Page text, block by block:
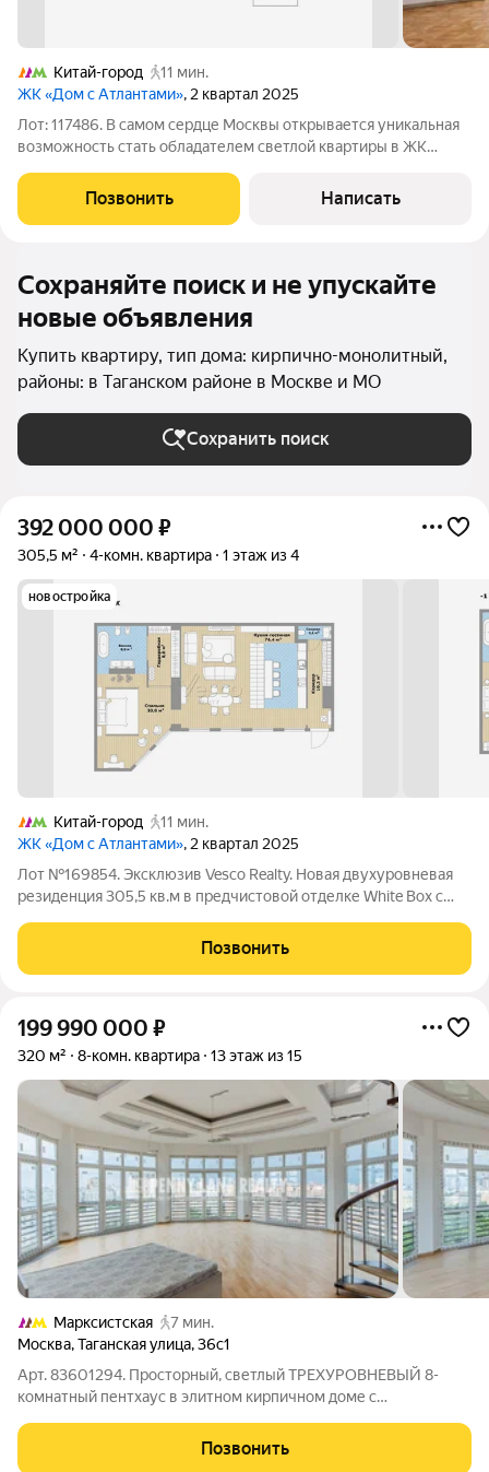
Китай-город
11 мин.
ЖК «Дом с Атлантами», 2 квартал 2025
Лот: 117486. В самом сердце Москвы открывается уникальная
возможность стать обладателем светлой квартиры в ЖК
наследие, где каждая деталь дышит историей, а каждый день
наполнен столичным ритмом и
Позвонить Написать
Сохраняйте поиск и не упускайте
новые объявления
Купить квартиру, тип дома: кирпично-монолитный,
районы: в Таганском районе в Москве и МО
Сохранить поиск
392 000 000 ₽
305,5 м² 4-комн. квартира 1 этаж из 4
новостройка
Китай-город
11 мин.
ЖК «Дом с Атлантами», 2 квартал 2025
Лот №169854. Эксклюзив Vesco Realty. Новая двухуровневая
резиденция 305,5 кв.м в предчистовой отделке White Box с
Китай-города. Уникальный формат городской резиденции, для
тех кто ценит
Позвонить
199 990 000 ₽
320 м² 8-комн. квартира 13 этаж из 15
Марксистская
7 мин.
Москва,Таганская улица,36с1
Арт. 83601294. Просторный, светлый ТРЕХУРОВНЕВЫЙ 8-
комнатный пентхаус в элитном кирпичном доме с
видеонаблюдение, консьерж. Планировка: 5 спален, кабинет, 2
гостиные, 4 сан.узла. Квартира частично
Позвонить